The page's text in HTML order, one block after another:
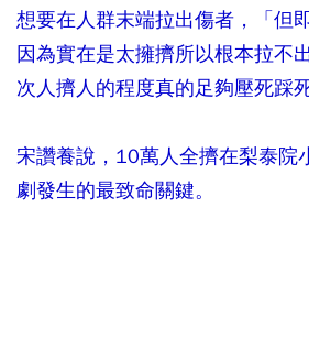
想要在人群末端拉出傷者，「但
因為實在是太擁擠所以根本拉不
次人擠人的程度真的足夠壓死踩
宋讚養說，10萬人全擠在梨泰院
劇發生的最致命關鍵。